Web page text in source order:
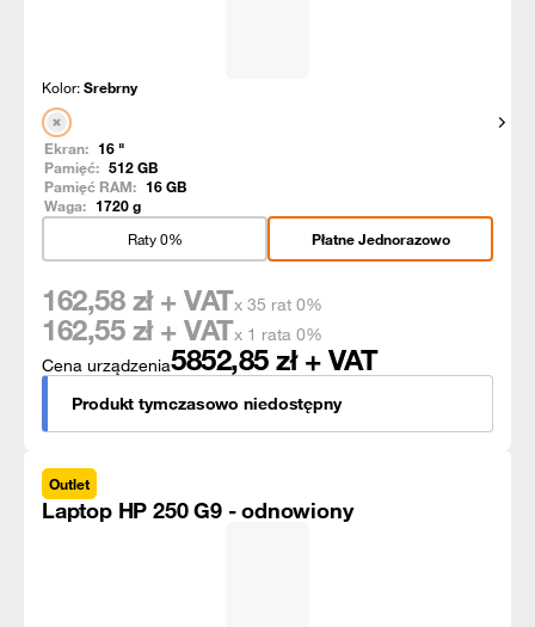
Kolor:Srebrny
Ekran: 16 "
Pamięć: 512GB
Pamięć RAM: 16GB
Waga: 1720g
Płatne Jednorazowo
Raty 0%
Cena urządzenia5852,85 zł + VAT
162,58 zł + VATx 35 rat 0%
162,55 zł + VATx 1 rata 0%
Produkt tymczasowo niedostępny
Outlet
Laptop HP 250 G9 - odnowiony